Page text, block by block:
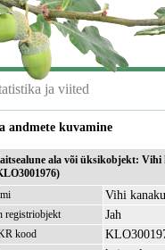
ja viited
andmete kuvamine
ala või üksikobjekt:
Vihi
registriobjekt Jah
kood